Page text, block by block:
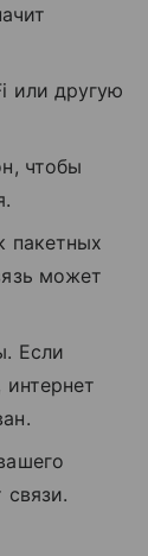
или другую
чтобы
пакетных
может
Если
интернет
связи.